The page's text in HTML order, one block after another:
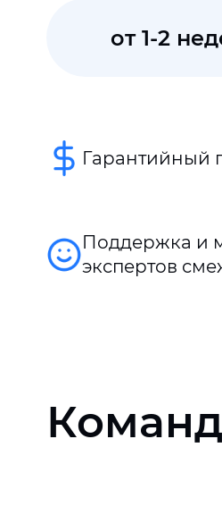
от 1-2
Гарантийный
Поддержка и
экспертов